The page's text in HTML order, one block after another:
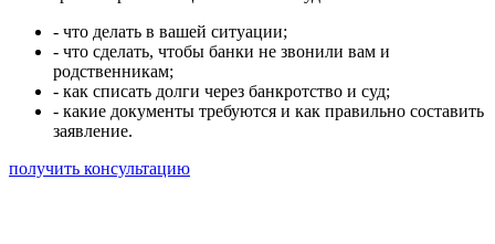
- что делать в вашей ситуации;
- что сделать, чтобы банки не звонили вам и
родственникам;
- как списать долги через банкротство и суд;
- какие документы требуются и как правильно составить
заявление.
получить консультацию